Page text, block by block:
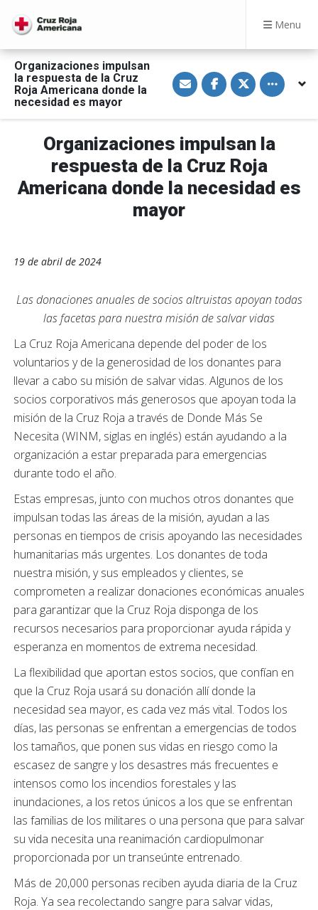
Menu
Organizaciones impulsan
la respuesta de la Cruz
Roja Americana donde la
necesidad es mayor
S
h
a
a
E
m
a
S
h
a
F
a
c
e
b
o
S
h
a
T
w
i
t
t
e
Toggle
Organizaciones impulsan la
respuesta de la Cruz Roja
Americana donde la necesidad es
mayor
19 de abril de 2024
Las donaciones anuales de socios altruistas apoyan todas
las facetas para nuestra misión de salvar vidas
La Cruz Roja Americana depende del poder de los
voluntarios y de la generosidad de los donantes para
llevar a cabo su misión de salvar vidas. Algunos de los
socios corporativos más generosos que apoyan toda la
misión de la Cruz Roja a través de Donde Más Se
Necesita (WINM, siglas en inglés) están ayudando a la
organización a estar preparada para emergencias
durante todo el año.
Estas empresas, junto con muchos otros donantes que
impulsan todas las áreas de la misión, ayudan a las
personas en tiempos de crisis apoyando las necesidades
humanitarias más urgentes. Los donantes de toda
nuestra misión, y sus empleados y clientes, se
comprometen a realizar donaciones económicas anuales
para garantizar que la Cruz Roja disponga de los
recursos necesarios para proporcionar ayuda rápida y
esperanza en momentos de extrema necesidad.
La flexibilidad que aportan estos socios, que confían en
que la Cruz Roja usará su donación allí donde la
necesidad sea mayor, es cada vez más vital. Todos los
días, las personas se enfrentan a emergencias de todos
los tamaños, que ponen sus vidas en riesgo como la
escasez de sangre y los desastres más frecuentes e
intensos como los incendios forestales y las
inundaciones, a los retos únicos a los que se enfrentan
las familias de los militares o una persona que para salvar
su vida necesita una reanimación cardiopulmonar
proporcionada por un transeúnte entrenado.
Más de 20,000 personas reciben ayuda diaria de la Cruz
Roja. Ya sea recolectando sangre para salvar vidas,